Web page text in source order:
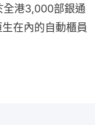
港3,000部銀通
在內的自動櫃員